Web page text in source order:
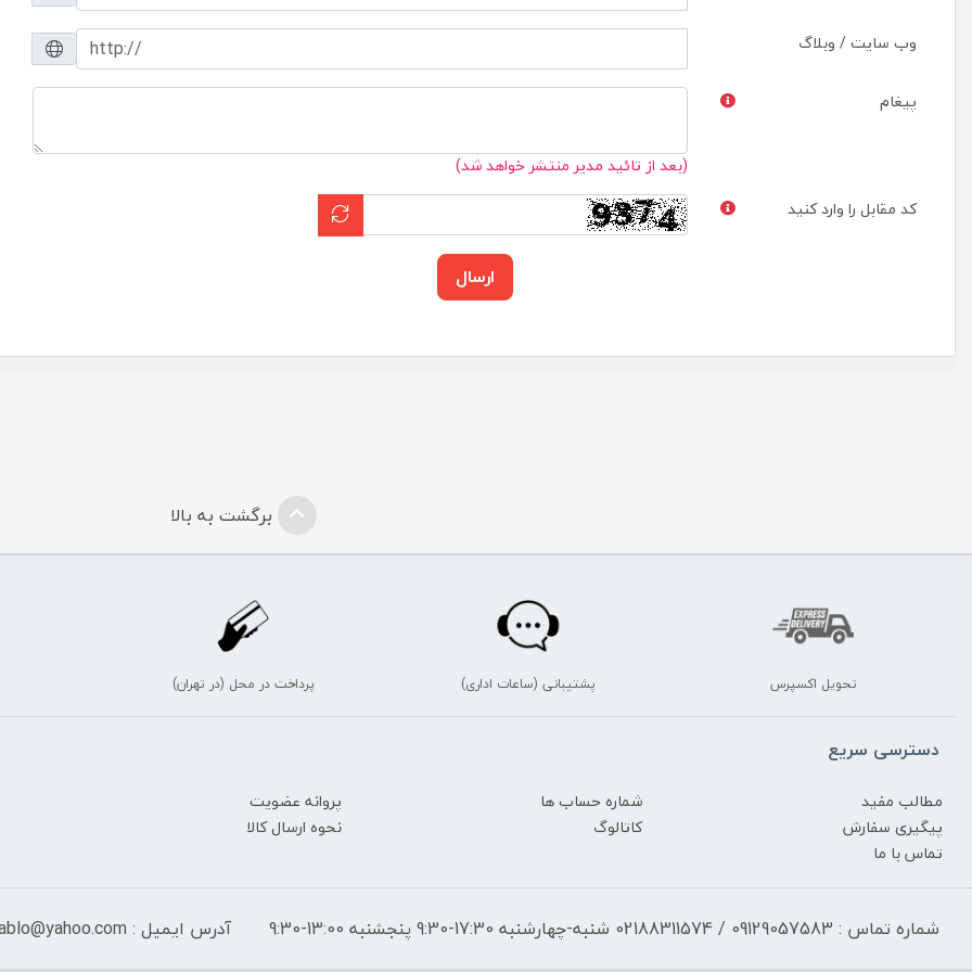
وب سایت / وبلاگ
پیغام
(بعد از تائید مدیر منتشر خواهد شد)
کد مقابل را وارد کنید
ارسال
برگشت به بالا
تحویل اکسپرس پشتیبانی (ساعات اداری) پرداخت در محل (در تهران)
دسترسی سریع
مطالب مفید شماره حساب ها
پروانه عضویت
پیگیری سفارش
کاتالوگ
نحوه ارسال کالا
تماس با ما
شماره تماس : 09129057583 / 02188311574 شنبه-چهارشنبه 17:30-9:30 پنجشنبه 13:00-9:30 آدرس ایمیل : peymantablo@yahoo.com